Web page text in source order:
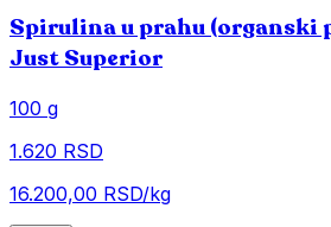
Spirulina u prahu (organski
Just Superior
100 g
1.620 RSD
16.200,00 RSD/kg